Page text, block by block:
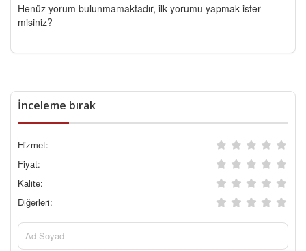
Henüz yorum bulunmamaktadır, ilk yorumu yapmak ister
misiniz?
İnceleme bırak
Hizmet:
Fiyat:
Kalite:
Diğerleri: